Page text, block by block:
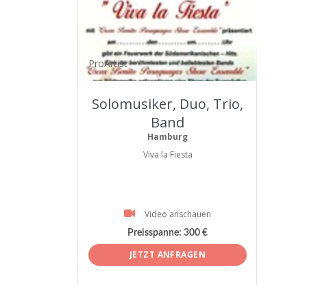
ProArtist
Solomusiker, Duo, Trio,
Band
Hamburg
Viva la Fiesta
Video anschauen
Preisspanne: 300 €
JETZT ANFRAGEN